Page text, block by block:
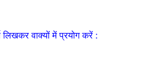
लिखकर वाक्यों में प्रयोग करें :